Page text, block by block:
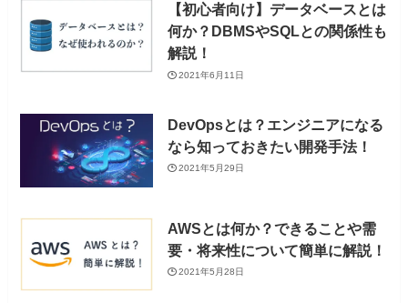
【初心者向け】データベースとは
何か？DBMSやSQLとの関係性も
解説！
2021年6月11日
DevOpsとは？エンジニアになる
なら知っておきたい開発手法！
2021年5月29日
AWSとは何か？できることや需
要・将来性について簡単に解説！
2021年5月28日